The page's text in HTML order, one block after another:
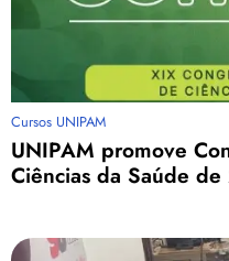
Cursos UNIPAM
UNIPAM promove
Ciências da Saúde